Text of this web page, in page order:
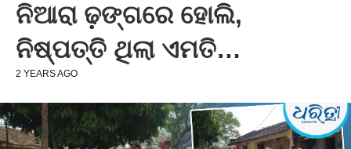
ନିଆରା ଢ଼ଙ୍ଗରେ ହୋଲି,
ନିଷ୍ପତ୍ତି ଥିଲା ଏମତି…
2 YEARS AGO